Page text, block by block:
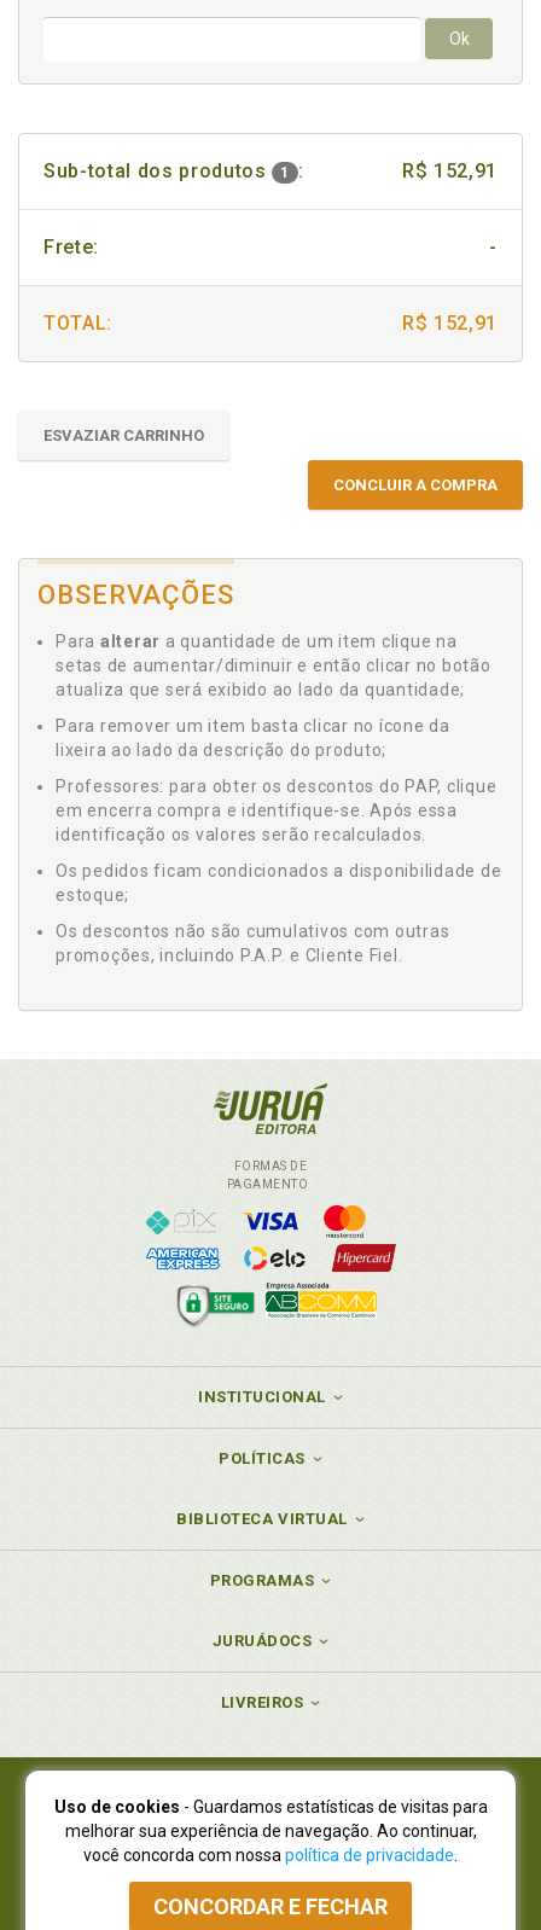
Ok
Sub-total dos produtos 1 : R$ 152,91
Frete: -
TOTAL: R$ 152,91
ESVAZIAR CARRINHO
CONCLUIR A COMPRA
OBSERVAÇÕES
Para alterar a quantidade de um item clique na
setas de aumentar/diminuir e então clicar no botão
atualiza que será exibido ao lado da quantidade;
Para remover um item basta clicar no ícone da
lixeira ao lado da descrição do produto;
Professores: para obter os descontos do PAP, clique
em encerra compra e identifique-se. Após essa
identificação os valores serão recalculados.
Os pedidos ficam condicionados a disponibilidade de
estoque;
Os descontos não são cumulativos com outras
promoções, incluindo P.A.P. e Cliente Fiel.
FORMAS DE
PAGAMENTO
INSTITUCIONAL
POLÍTICAS
BIBLIOTECA VIRTUAL
PROGRAMAS
JURUÁDOCS
LIVREIROS
Juruá Editora Ltda., CNPJ 77.535.508/0001-19
Juruá Informática Ltda., CNPJ 01.701.561/0001-80
NOVO ENDEREÇO:R. Flávio Dallegrave, 7665, São Lourenço |
Curitiba - Paraná - CEP 82210-310
Atendimento: (41) 4009-3900|Vendas Atacado: (41) 4009-3939
Uso de cookies - Guardamos estatísticas de visitas para
melhorar sua experiência de navegação. Ao continuar,
você concorda com nossa política de privacidade
CONCORDAR E FECHAR